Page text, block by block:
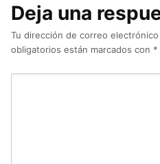
Deja una
Tu dirección de correo
obligatorios están marcados con *